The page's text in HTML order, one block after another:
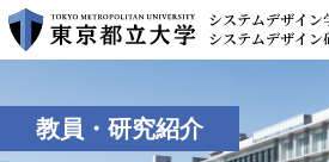
教員・研究紹介